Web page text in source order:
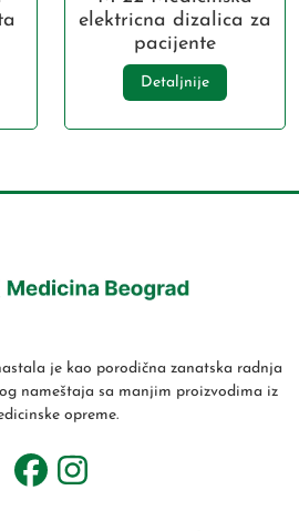
elektricna dizalica za
pacijente
Detaljnije
je kao porodična zanatska radnja
nameštaja sa manjim proizvodima iz
opreme.